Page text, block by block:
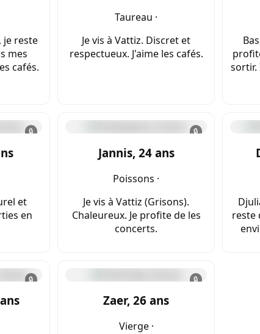
je reste
mes
cafés.
Taureau ·
Je vis à Vattiz. Discret et
respectueux. J'aime les cafés.
sortir.
🔒
et
en
🔒
Jannis, 24 ans
Poissons ·
Je vis à Vattiz (Grisons).
Chaleureux. Je profite de les
concerts.
reste
🔒 🔒
Zaer, 26 ans
Vierge ·